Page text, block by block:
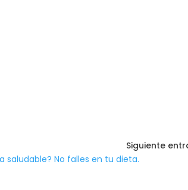
Siguiente
saludable? No falles en tu dieta.